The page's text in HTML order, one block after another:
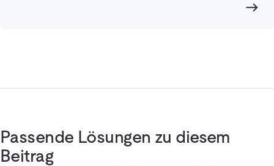
Passende Lösungen zu diesem
Beitrag